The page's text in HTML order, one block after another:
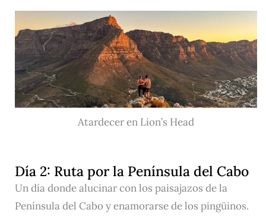
Atardecer en Lion’s Head
Día 2: Ruta por la Península del Cabo
Un día donde alucinar con los paisajazos de la
Península del Cabo y enamorarse de los pingüinos.